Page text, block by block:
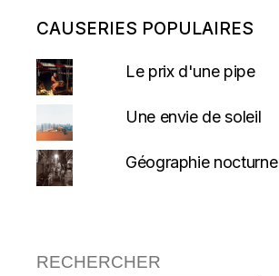
CAUSERIES POPULAIRES
Le prix d'une pipe
Une envie de soleil
Géographie nocturne